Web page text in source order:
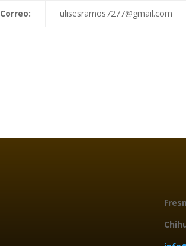
Correo: ulisesramos7277@gmail.com